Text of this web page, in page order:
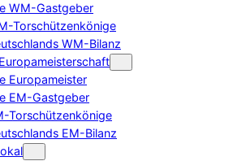
WM-Gastgeber
Torschützenkönige
WM-Bilanz
Europameister
EM-Gastgeber
Torschützenkönige
EM-Bilanz